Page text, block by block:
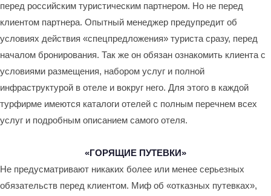
перед российским туристическим партнером. Но не перед
клиентом партнера. Опытный менеджер предупредит об
условиях действия «спецпредложения» туриста сразу, перед
началом бронирования. Так же он обязан ознакомить клиента с
условиями размещения, набором услуг и полной
инфраструктурой в отеле и вокруг него. Для этого в каждой
турфирме имеются каталоги отелей с полным перечнем всех
услуг и подробным описанием самого отеля.
«ГОРЯЩИЕ ПУТЕВКИ»
Не предусматривают никаких более или менее серьезных
обязательств перед клиентом. Миф об «отказных путевках»,